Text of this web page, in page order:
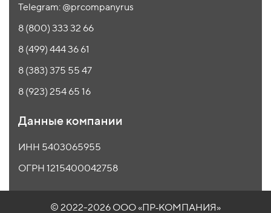
Telegram: @prcompanyrus
8 (800) 333 32 66
8 (499) 444 36 61
8 (383) 375 55 47
8 (923) 254 65 16
Данные компании
ИНН 5403065955
ОГРН 1215400042758
© 2022-2026 ООО «ПР‑КОМПАНИЯ»